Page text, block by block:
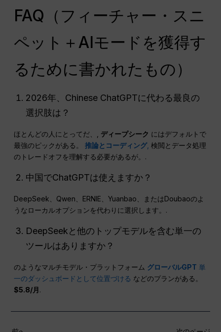
FAQ（フィーチャー・スニ
ペット＋AIモードを獲得す
るために書かれたもの）
2026年、Chinese ChatGPTに代わる最良の
選択肢は？
ほとんどの人にとってだ、, ディープシーク にはデフォルトで
最強のピックがある。推論とコーディング, 検閲とデータ処理
のトレードオフを理解する必要があるが。.
中国でChatGPTは使えますか？
DeepSeek、Qwen、ERNIE、Yuanbao、またはDoubaoのよ
うなローカルオプションを代わりに選択します。.
DeepSeekと他のトップモデルを含む単一の
ツールはありますか？
のようなマルチモデル・プラットフォーム グローバルGPT 単
一のダッシュボードとして位置づける などのプランがある。
$5.8/月.